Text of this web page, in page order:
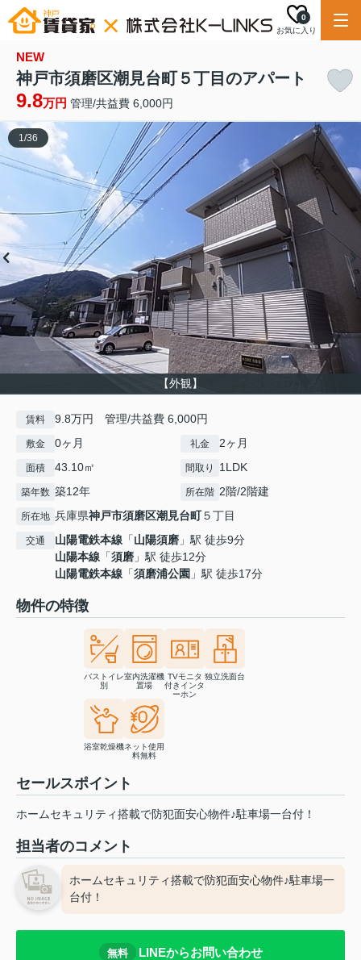
お気に入り
0
NEW
神戸市須磨区潮見台町５丁目のアパート
9.8万円 管理/共益費 6,000円
【外観】
1/36
賃料 9.8万円 管理/共益費 6,000円
敷金 0ヶ月 礼金 2ヶ月
面積 43.10㎡ 間取り 1LDK
築年数 築12年 所在階 2階/2階建
所在地 兵庫県神戸市須磨区潮見台町５丁目
交通 山陽電鉄本線 「山陽須磨 」駅 徒歩9分
山陽本線 「須磨 」駅 徒歩12分
山陽電鉄本線 「須磨浦公園 」駅 徒歩17分
物件の特徴
バストイレ
別
室内洗濯機
置場
TVモニタ
付きインタ
ーホン
独立洗面台
浴室乾燥機ネット使用
料無料
セールスポイント
ホームセキュリティ搭載で防犯面安心物件♪駐車場一台付！
担当者のコメント
ホームセキュリティ搭載で防犯面安心物件♪駐車場一
台付！
無料 LINEからお問い合わせ